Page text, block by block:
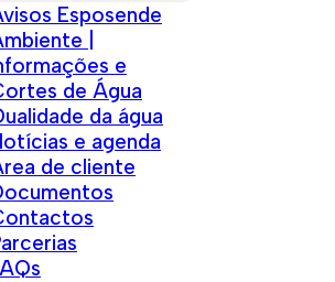
Esposende
|
e
de Água
da água
e agenda
de cliente